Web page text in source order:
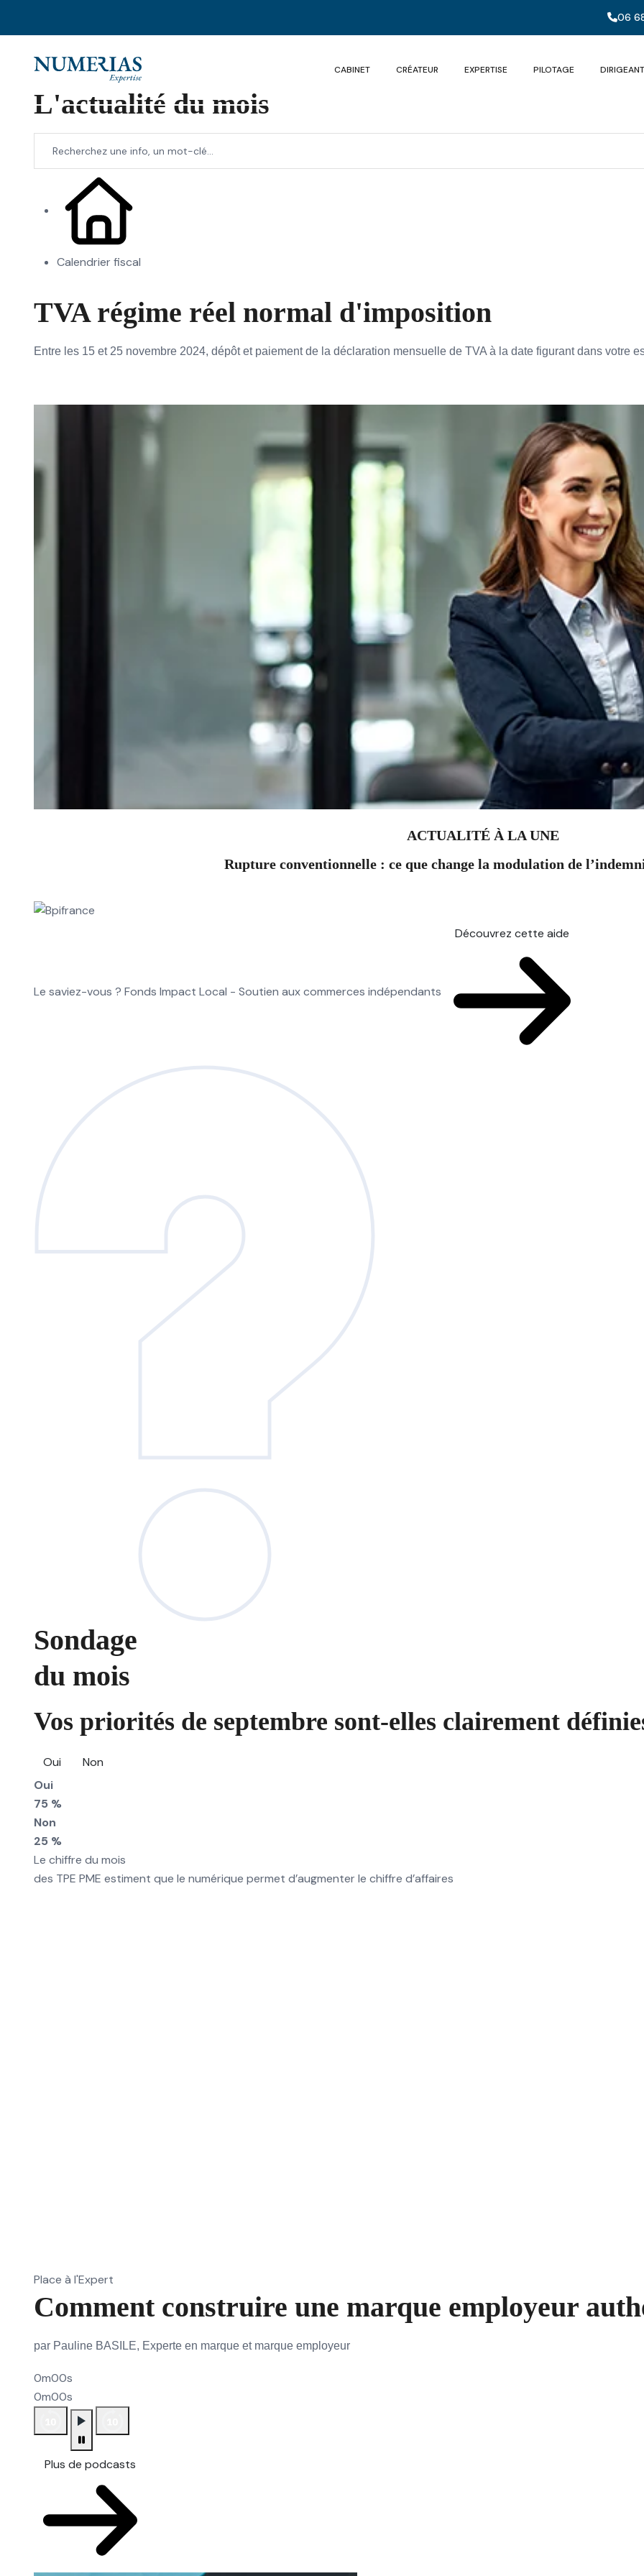
06
CABINET CRÉATEUR EXPERTISE PILOTAGE DIRIGEANT
L'actualité du mois
Calendrier fiscal
TVA régime réel normal d'imposition
Entre les 15 et 25 novembre 2024, dépôt et paiement de la déclaration mensuelle de TVA à la date figurant dans votre
ACTUALITÉ À LA UNE
Rupture conventionnelle : ce que change la modulation de
Le saviez-vous ? Fonds Impact Local - Soutien aux commerces indépendants
Découvrez cette aide
Sondage
du mois
Vos priorités de septembre sont-elles clairement
Oui
Non
Oui
75 %
Non
25 %
Le chiffre du mois
des TPE PME estiment que le numérique permet d’augmenter le chiffre d’affaires
Place à l'Expert
Comment construire une marque employeur
par Pauline BASILE, Experte en marque et marque employeur
0m00s
0m00s
Plus de podcasts